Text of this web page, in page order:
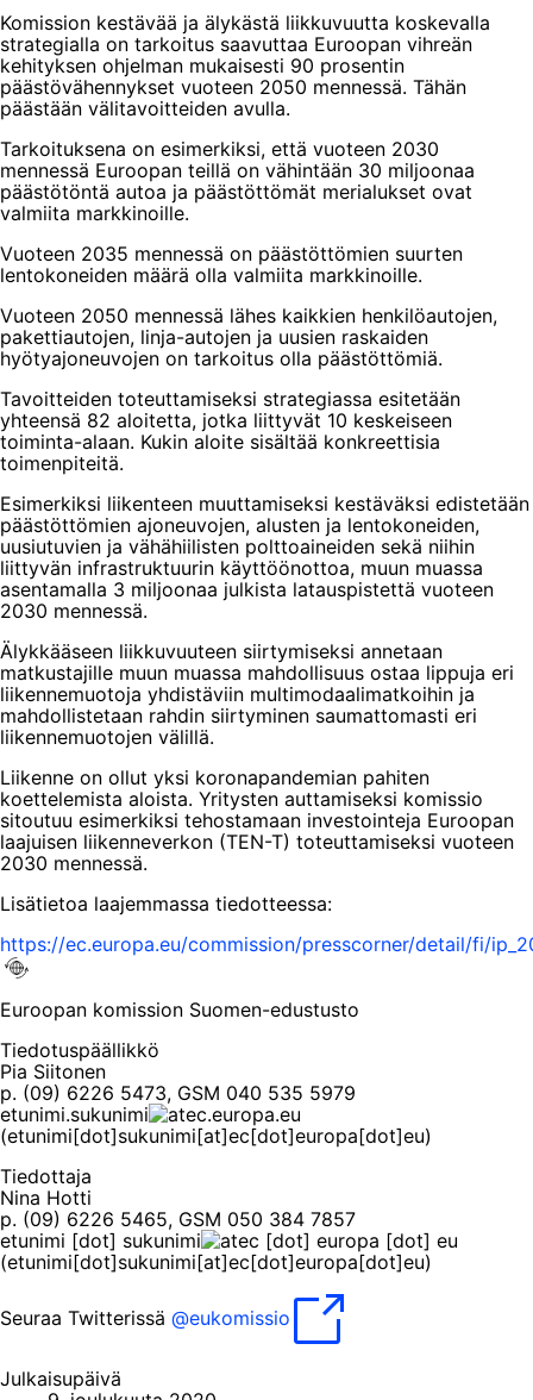
Komission kestävää ja älykästä liikkuvuutta koskevalla
strategialla on tarkoitus saavuttaa Euroopan vihreän
kehityksen ohjelman mukaisesti 90 prosentin
päästövähennykset vuoteen 2050 mennessä. Tähän
päästään välitavoitteiden avulla.
Tarkoituksena on esimerkiksi, että vuoteen 2030
mennessä Euroopan teillä on vähintään 30 miljoonaa
päästötöntä autoa ja päästöttömät merialukset ovat
valmiita markkinoille.
Vuoteen 2035 mennessä on päästöttömien suurten
lentokoneiden määrä olla valmiita markkinoille.
Vuoteen 2050 mennessä lähes kaikkien henkilöautojen,
pakettiautojen, linja-autojen ja uusien raskaiden
hyötyajoneuvojen on tarkoitus olla päästöttömiä.
Tavoitteiden toteuttamiseksi strategiassa esitetään
yhteensä 82 aloitetta, jotka liittyvät 10 keskeiseen
toiminta-alaan. Kukin aloite sisältää konkreettisia
toimenpiteitä.
Esimerkiksi liikenteen muuttamiseksi kestäväksi edistetään
päästöttömien ajoneuvojen, alusten ja lentokoneiden,
uusiutuvien ja vähähiilisten polttoaineiden sekä niihin
liittyvän infrastruktuurin käyttöönottoa, muun muassa
asentamalla 3 miljoonaa julkista latauspistettä vuoteen
2030 mennessä.
Älykkääseen liikkuvuuteen siirtymiseksi annetaan
matkustajille muun muassa mahdollisuus ostaa lippuja eri
liikennemuotoja yhdistäviin multimodaalimatkoihin ja
mahdollistetaan rahdin siirtyminen saumattomasti eri
liikennemuotojen välillä.
Liikenne on ollut yksi koronapandemian pahiten
koettelemista aloista. Yritysten auttamiseksi komissio
sitoutuu esimerkiksi tehostamaan investointeja Euroopan
laajuisen liikenneverkon (TEN-T) toteuttamiseksi vuoteen
2030 mennessä.
Lisätietoa laajemmassa tiedotteessa:
https://ec.europa.eu/commission/presscorner/detail/fi/
Euroopan komission Suomen-edustusto
Tiedotuspäällikkö
Pia Siitonen
p. (09) 6226 5473, GSM 040 535 5979
etunimi.sukunimi ec.europa.eu
(etunimi[dot]sukunimi[at]ec[dot]europa[dot]eu)
Tiedottaja
Nina Hotti
p. (09) 6226 5465, GSM 050 384 7857
etunimi [dot] sukunimi ec [dot] europa [dot] eu
(etunimi[dot]sukunimi[at]ec[dot]europa[dot]eu)
Seuraa Twitterissä @eukomissio
Julkaisupäivä